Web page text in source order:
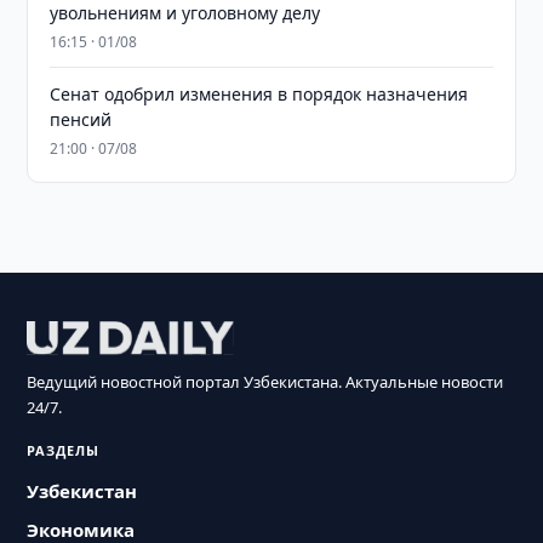
увольнениям и уголовному делу
16:15 · 01/08
Сенат одобрил изменения в порядок назначения
пенсий
21:00 · 07/08
Ведущий новостной портал Узбекистана. Актуальные новости
24/7.
РАЗДЕЛЫ
Узбекистан
Экономика